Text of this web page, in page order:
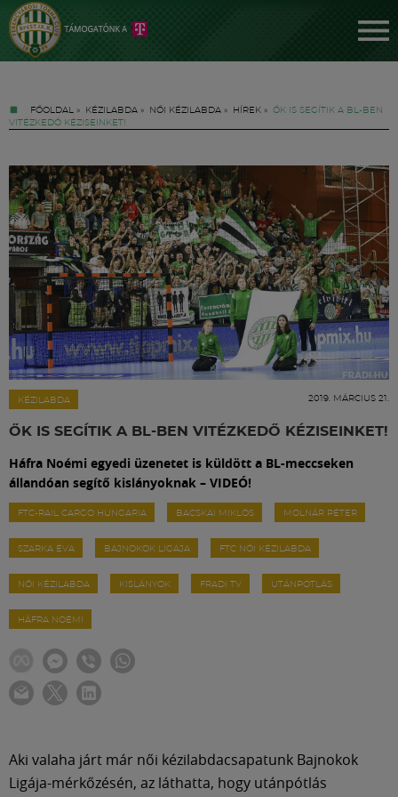
FŐOLDAL » KÉZILABDA » NŐI KÉZILABDA » HÍREK » ŐK IS SEGÍTIK A BL-BEN
VITÉZKEDŐ KÉZISEINKET!
KÉZILABDA 2019. MÁRCIUS 21.
ŐK IS SEGÍTIK A BL-BEN VITÉZKEDŐ KÉZISEINKET!
Háfra Noémi egyedi üzenetet is küldött a BL-meccseken
állandóan segítő kislányoknak – VIDEÓ!
FTC-RAIL CARGO HUNGARIA BACSKAI MIKLÓS MOLNÁR PÉTER
SZARKA ÉVA BAJNOKOK LIGÁJA FTC NŐI KÉZILABDA
NŐI KÉZILABDA KISLÁNYOK FRADI TV UTÁNPÓTLÁS
HÁFRA NOÉMI
Aki valaha járt már női kézilabdacsapatunk Bajnokok
Ligája-mérkőzésén, az láthatta, hogy utánpótlás
Jegyek
FM YouTube +
Hírek
Labdarúgás
Szakosztályok
Meccscenter
Klub
Szolgáltatások
Shop